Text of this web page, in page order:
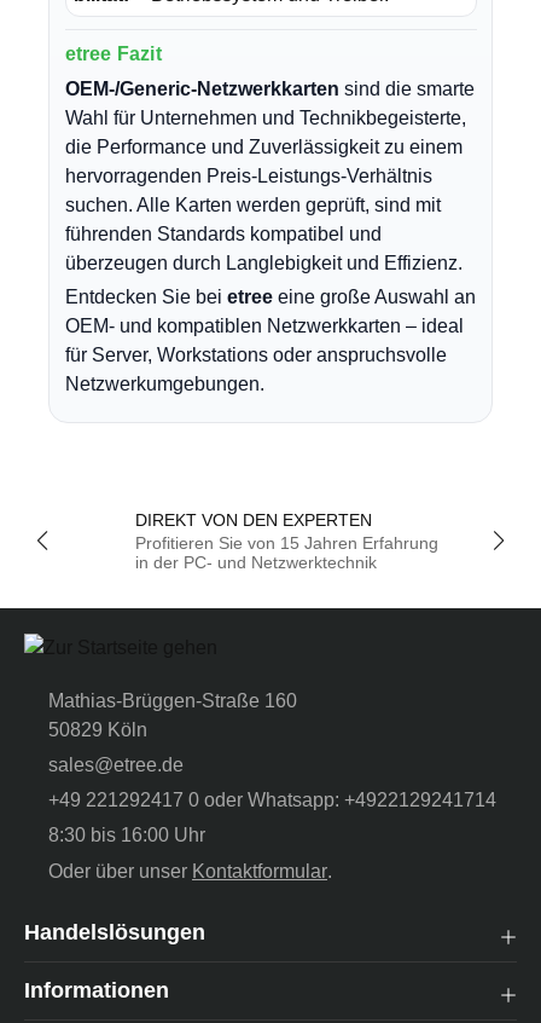
etree Fazit
OEM-/Generic-Netzwerkkarten sind die smarte
Wahl für Unternehmen und Technikbegeisterte,
die Performance und Zuverlässigkeit zu einem
hervorragenden Preis-Leistungs-Verhältnis
suchen. Alle Karten werden geprüft, sind mit
führenden Standards kompatibel und
überzeugen durch Langlebigkeit und Effizienz.
Entdecken Sie bei etreeeine große Auswahl an
OEM- und kompatiblen Netzwerkkarten – ideal
für Server, Workstations oder anspruchsvolle
Netzwerkumgebungen.
DIREKT VON DEN EXPERTEN
Profitieren Sie von 15 Jahren Erfahrung
in der PC- und Netzwerktechnik
Mathias-Brüggen-Straße 160
50829 Köln
sales@etree.de
+49 221292417 0 oder Whatsapp: +4922129241714
8:30 bis 16:00 Uhr
Oder über unser Kontaktformular.
Handelslösungen
Informationen